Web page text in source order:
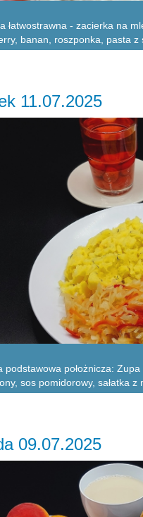
łatwostrawna - zacierka na
banan, roszponka, pasta z
11.07.2025
podstawowa położnicza:
sos pomidorowy, sałatka
09.07.2025